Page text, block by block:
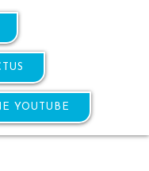
YOUTUBE